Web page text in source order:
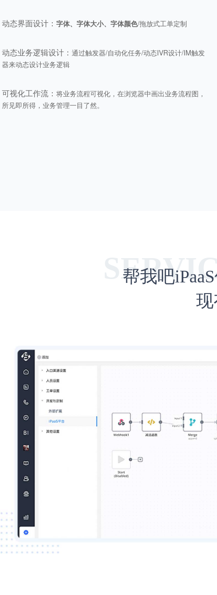
动态界面设计： 字体、字体大小、字体颜色/拖放式工单定制
动态业务逻辑设计： 通过触发器/自动化任务/动态IVR设计/IM触发
器来动态设计业务逻辑
可视化工作流： 将业务流程可视化，在浏览器中画出业务流程图，
所见即所得，业务管理一目了然。
帮我吧